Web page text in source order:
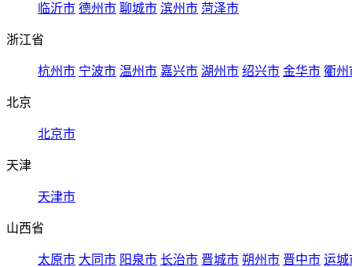
临沂市 德州市 聊城市 滨州市 菏泽市
浙江省
杭州市 宁波市 温州市 嘉兴市 湖州市 绍兴市 金华市 衢州
北京
北京市
天津
天津市
山西省
太原市 大同市 阳泉市 长治市 晋城市 朔州市 晋中市 运城